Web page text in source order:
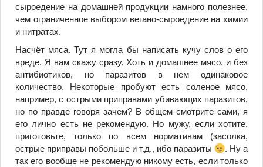
сыроедение на домашней продукции намного полезнее,
чем ограниченное выбором вегано-сыроедение на химии
и нитратах.
Насчёт мяса. Тут я могла бы написать кучу слов о его
вреде. Я вам скажу сразу. Хоть и домашнее мясо, и без
антибиотиков, но паразитов в нем одинаковое
количество. Некоторые пробуют есть соленое мясо,
например, с острыми приправами убивающих паразитов,
но по правде говоря зачем? В общем смотрите сами, я
его лично есть не рекомендую. Но мужу, если хотите,
приготовьте, только по всем нормативам (засолка,
острые приправы побольше и т.д., ибо паразиты
. Ну а
так его вообще не рекомендую никому есть, если только